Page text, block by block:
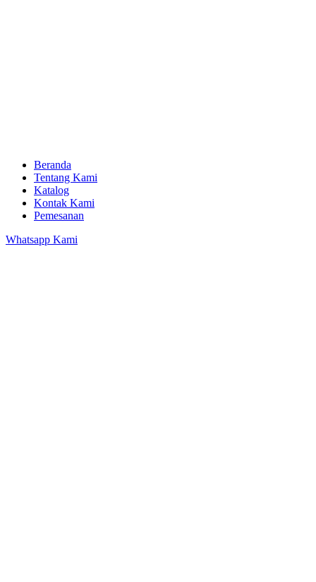
Beranda
Tentang Kami
Katalog
Kontak Kami
Pemesanan
Whatsapp Kami